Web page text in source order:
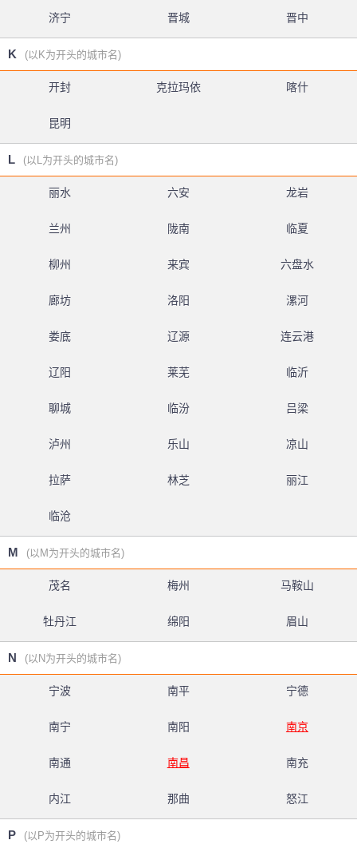
济宁 晋城 晋中
K (以K为开头的城市名)
开封 克拉玛依 喀什
昆明
L (以L为开头的城市名)
丽水 六安 龙岩
兰州 陇南 临夏
柳州 来宾 六盘水
廊坊 洛阳 漯河
娄底 辽源 连云港
辽阳 莱芜 临沂
聊城 临汾 吕梁
泸州 乐山 凉山
拉萨 林芝 丽江
临沧
M (以M为开头的城市名)
茂名 梅州 马鞍山
牡丹江 绵阳 眉山
N (以N为开头的城市名)
宁波 南平 宁德
南宁 南阳 南京
南通 南昌 南充
内江 那曲 怒江
P (以P为开头的城市名)